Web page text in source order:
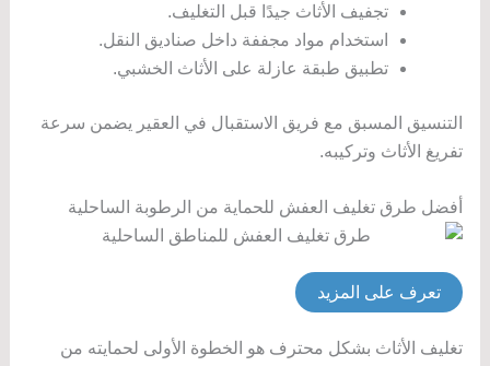
تجفيف الأثاث جيدًا قبل التغليف.
استخدام مواد مجففة داخل صناديق النقل.
تطبيق طبقة عازلة على الأثاث الخشبي.
التنسيق المسبق مع فريق الاستقبال في العقير يضمن سرعة
تفريغ الأثاث وتركيبه.
أفضل طرق تغليف العفش للحماية من الرطوبة الساحلية
تعرف على المزيد
تغليف الأثاث بشكل محترف هو الخطوة الأولى لحمايته من